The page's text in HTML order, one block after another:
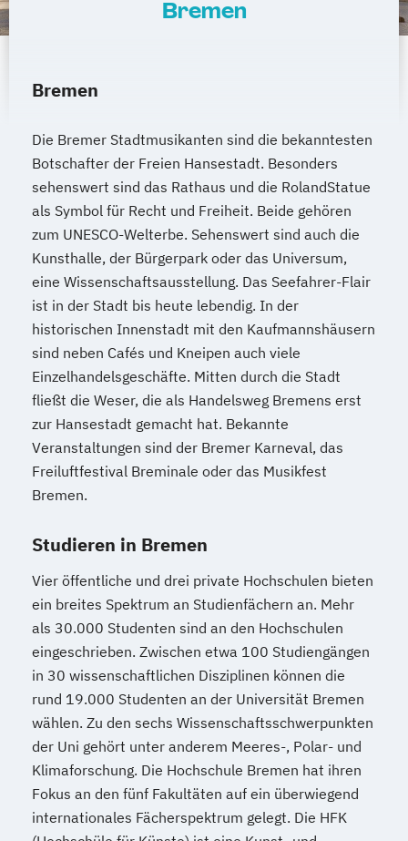
Bremen
Bremen
Die Bremer Stadtmusikanten sind die bekanntesten
Botschafter der Freien Hansestadt. Besonders
sehenswert sind das Rathaus und die RolandStatue
als Symbol für Recht und Freiheit. Beide gehören
zum UNESCO-Welterbe. Sehenswert sind auch die
Kunsthalle, der Bürgerpark oder das Universum,
eine Wissenschaftsausstellung. Das Seefahrer-Flair
ist in der Stadt bis heute lebendig. In der
historischen Innenstadt mit den Kaufmannshäusern
sind neben Cafés und Kneipen auch viele
Einzelhandelsgeschäfte. Mitten durch die Stadt
fließt die Weser, die als Handelsweg Bremens erst
zur Hansestadt gemacht hat. Bekannte
Veranstaltungen sind der Bremer Karneval, das
Freiluftfestival Breminale oder das Musikfest
Bremen.
Studieren in Bremen
Vier öffentliche und drei private Hochschulen bieten
ein breites Spektrum an Studienfächern an. Mehr
als 30.000 Studenten sind an den Hochschulen
eingeschrieben. Zwischen etwa 100 Studiengängen
in 30 wissenschaftlichen Disziplinen können die
rund 19.000 Studenten an der Universität Bremen
wählen. Zu den sechs Wissenschaftsschwerpunkten
der Uni gehört unter anderem Meeres-, Polar- und
Klimaforschung. Die Hochschule Bremen hat ihren
Fokus an den fünf Fakultäten auf ein überwiegend
internationales Fächerspektrum gelegt. Die HFK